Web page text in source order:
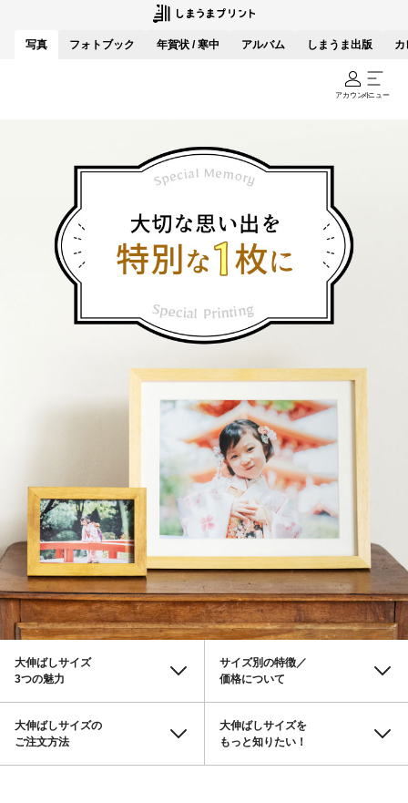
写真 フォトブック 年賀状 / 寒中 アルバム しまうま出版 カ
アカウントメニュー
大伸ばしサイズ
3つの魅力
サイズ別の特徴／
価格について
大伸ばしサイズの
ご注文方法
大伸ばしサイズを
もっと知りたい！